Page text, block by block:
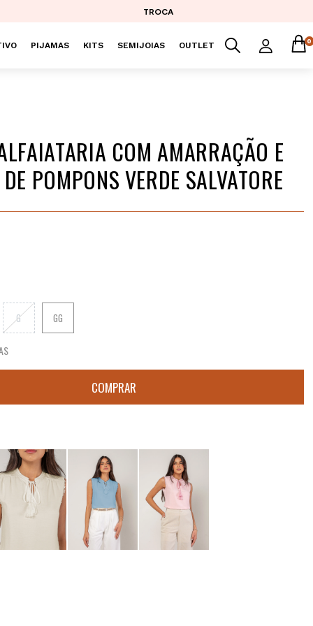
TROCA
PIJAMAS KITS SEMIJOIAS OUTLET 0
COM AMARRAÇÃO E
POMPONS VERDE SALVATORE
G GG